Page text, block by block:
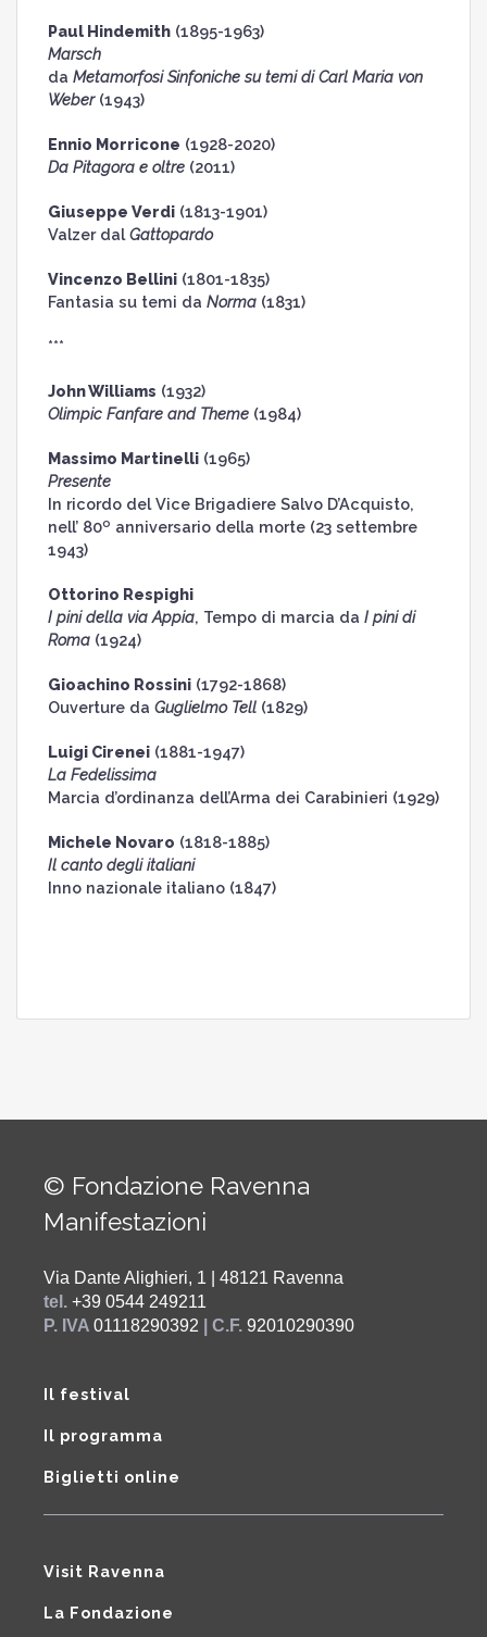
Paul Hindemith(1895-1963)
Marsch
da Metamorfosi Sinfoniche su temi di Carl Maria von
Weber(1943)
Ennio Morricone (1928-2020)
Da Pitagora e oltre(2011)
Giuseppe Verdi(1813-1901)
Valzer dalGattopardo
Vincenzo Bellini(1801-1835)
Fantasia su temi da Norma(1831)
***
John Williams (1932)
Olimpic Fanfare and Theme(1984)
Massimo Martinelli(1965)
Presente
In ricordo del Vice Brigadiere Salvo D’Acquisto,
nell’ 80o anniversario della morte (23 settembre
1943)
Ottorino Respighi
I pini della via Appia, Tempo di marcia da I pini di
Roma(1924)
Gioachino Rossini(1792-1868)
Ouverture da Guglielmo Tell(1829)
Luigi Cirenei(1881-1947)
La Fedelissima
Marcia d’ordinanza dell’Arma dei Carabinieri (1929)
Michele Novaro (1818-1885)
Il canto degli italiani
Inno nazionale italiano (1847)
© Fondazione Ravenna
Manifestazioni
Via Dante Alighieri, 1 | 48121 Ravenna
tel. +39 0544 249211
P. IVA 01118290392 | C.F. 92010290390
Il festival
Il programma
Biglietti online
Visit Ravenna
La Fondazione